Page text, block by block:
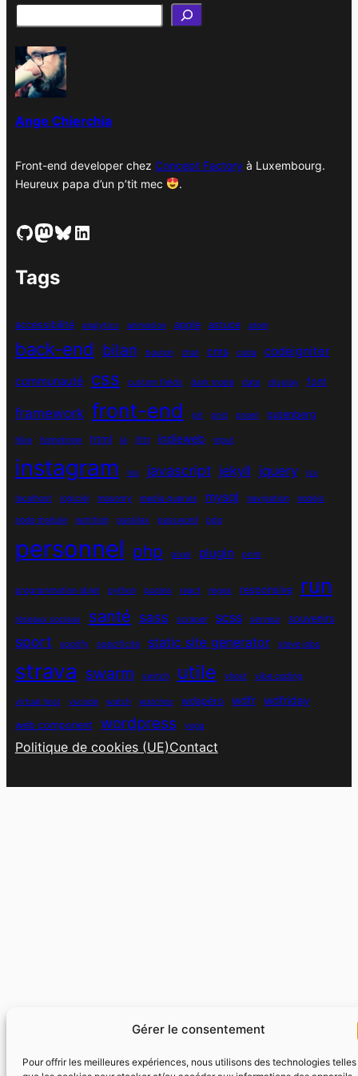
Gérer le consentement
Pour offrir les meilleures expériences, nous utilisons des technologies telles
e
s
Ange Chierchia
Front-end developer chez Concept Factoryà Luxembourg.
Heureux papa d’un p’tit mec
.
GitHub Mastodon Bluesky LinkedIn
Tags
accessibilité analytics animation apple astuce atom
back-end bilan bouton chat cms coda codeigniter
communauté css custom fields dark mode date display font
framework front-end git grid growl gutenberg
hike homebrew html ia ifttt indieweb input
instagram ios javascript jekyll jquery jsx
localhost logiciel masonry media queries mysql navigation nodejs
node module nutrition parallax password pdo
personnel php pixel plugin print
programmation objet python quotes react regex responsive run
réseaux sociaux santé sass scraper scss serveur souvenirs
sport spotify spécificité static site generator steve jobs
strava swarm switch utile vhost vibe coding
virtual host vscode watch watchos wdapéro wdfr wdfriday
web component wordpress yoga
Politique de cookies (UE)Contact